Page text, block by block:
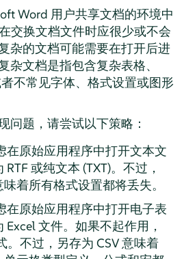
Word 用户共享文档的环境中
交换文档文件时应很少或不会
杂的文档可能需要在打开后进
杂文档是指包含复杂表格、
不常见字体、格式设置或图形
问题，请尝试以下策略：
在原始应用程序中打开文本文
或纯文本 (TXT)。不过，
着所有格式设置都将丢失。
在原始应用程序中打开电子表
Excel 文件。如果不起作用，
。不过，另存为 CSV 意味着